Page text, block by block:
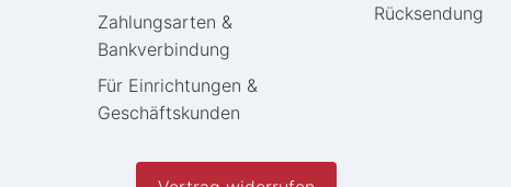
Zahlungsarten &
Bankverbindung
Für Einrichtungen &
Geschäftskunden
Rücksendung